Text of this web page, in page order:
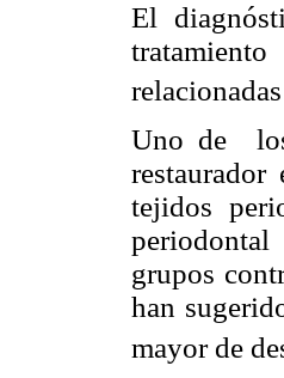
El
Uno de los
tejidos
periodontal
grupos
han
mayor de